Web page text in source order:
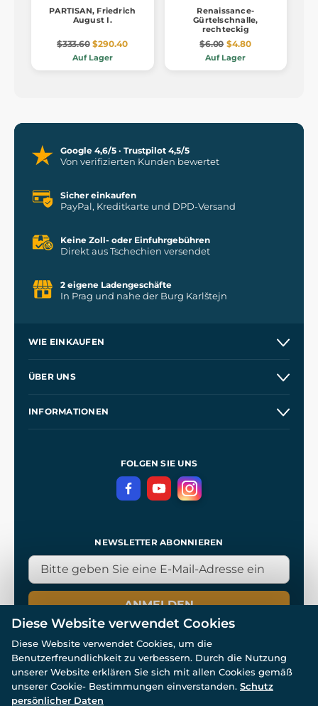
PARTISAN, Friedrich
August I.
$333.60 $290.40
Auf Lager
Renaissance-
Gürtelschnalle,
rechteckig
$6.00 $4.80
Auf Lager
Google 4,6/5 · Trustpilot 4,5/5
Von verifizierten Kunden bewertet
Sicher einkaufen
PayPal, Kreditkarte und DPD-Versand
Keine Zoll- oder Einfuhrgebühren
Direkt aus Tschechien versendet
2 eigene Ladengeschäfte
In Prag und nahe der Burg Karlštejn
WIE EINKAUFEN
Kontakt
ÜBER UNS
INFORMATIONEN
DatenschutzerklärungFOLGEN SIE UNS
NEWSLETTER ABONNIEREN
ANMELDEN
© Alle Rechte vorbehalten. www.wulflund.de 2007-2026.
Powered by
Diese Website verwendet Cookies
Diese Website verwendet Cookies, um die
Benutzerfreundlichkeit zu verbessern. Durch die Nutzung
unserer Website erklären Sie sich mit allen Cookies gemäß
unserer Cookie- Bestimmungen einverstanden. Schutz
persönlicher Daten